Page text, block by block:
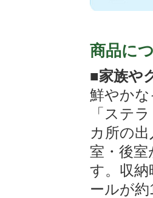
商品に
■家族や
鮮やか
「ステ
カ所の
室・後
す。収
ールが